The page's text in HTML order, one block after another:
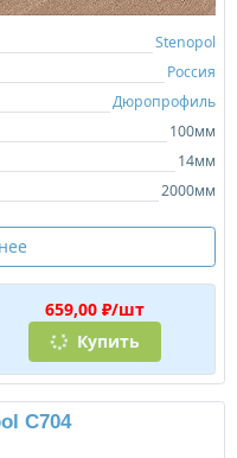
Stenopol
Россия
Дюропрофиль
100мм
14мм
2000мм
659,00 ₽/шт
Купить
C704